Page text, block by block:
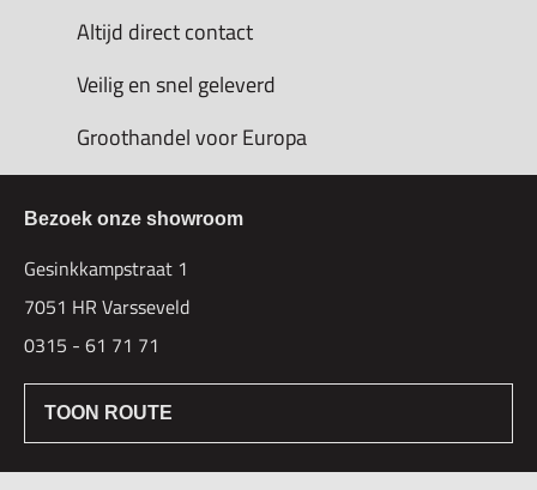
Altijd direct contact
Veilig en snel geleverd
Groothandel voor Europa
Bezoek onze showroom
Gesinkkampstraat 1
7051 HR Varsseveld
0315 - 61 71 71
TOON ROUTE